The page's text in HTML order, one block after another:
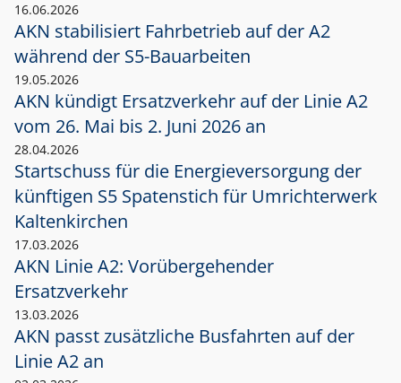
16.06.2026
AKN stabilisiert Fahrbetrieb auf der A2
während der S5-Bauarbeiten
19.05.2026
AKN kündigt Ersatzverkehr auf der Linie A2
vom 26. Mai bis 2. Juni 2026 an
28.04.2026
Startschuss für die Energieversorgung der
künftigen S5 Spatenstich für Umrichterwerk
Kaltenkirchen
17.03.2026
AKN Linie A2: Vorübergehender
Ersatzverkehr
13.03.2026
AKN passt zusätzliche Busfahrten auf der
Linie A2 an